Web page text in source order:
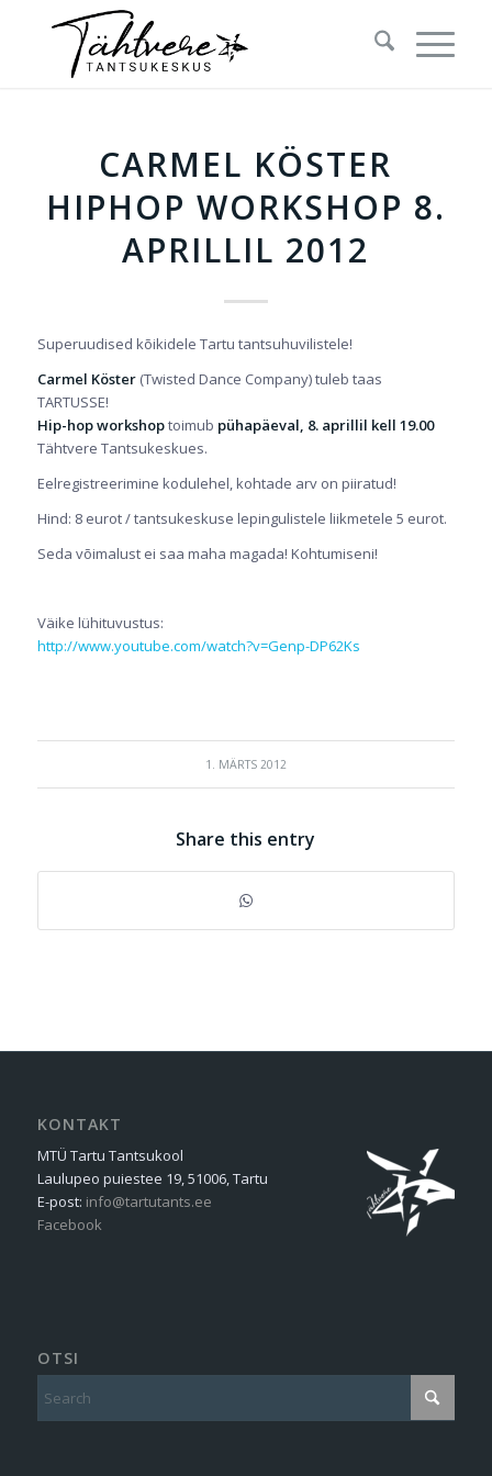
CARMEL KÖSTER
HIPHOP WORKSHOP 8.
APRILLIL 2012
Superuudised kõikidele Tartu tantsuhuvilistele!
Carmel Köster(Twisted Dance Company) tuleb taas
TARTUSSE!
Hip-hop workshoptoimub pühapäeval, 8. aprillil kell 19.00
Tähtvere Tantsukeskues.
Eelregistreerimine kodulehel, kohtade arv on piiratud!
Hind: 8 eurot / tantsukeskuse lepingulistele liikmetele 5 eurot.
Seda võimalust ei saa maha magada! Kohtumiseni!
Väike lühituvustus:
http://www.youtube.com/watch?v=Genp-DP62Ks
1. MÄRTS 2012
Share this entry
KONTAKT
MTÜ Tartu Tantsukool
Laulupeo puiestee 19, 51006, Tartu
E-post: info@tartutants.ee
Facebook
OTSI